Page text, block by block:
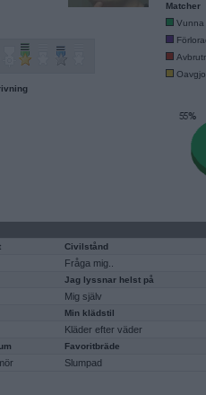
Matcher
Vunna
Civilstånd
Fråga mig..
Jag lyssnar helst på
Mig själv
Min klädstil
Kläder efter väder
Favoritbräde
Slumpad